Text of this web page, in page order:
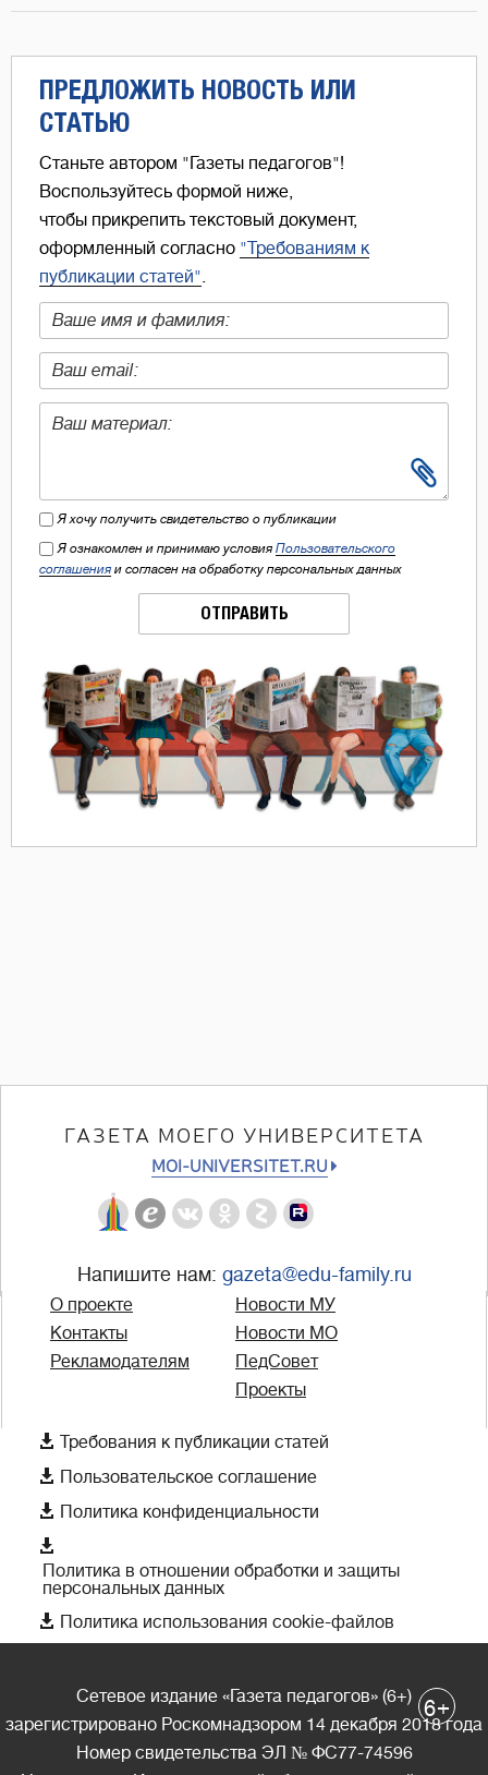
ПРЕДЛОЖИТЬ НОВОСТЬ ИЛИ
СТАТЬЮ
Станьте автором "Газеты педагогов"!
Воспользуйтесь формой ниже,
чтобы прикрепить текстовый документ,
оформленный согласно "Требованиям к
публикации статей"
Я хочу получить свидетельство о публикации
Я ознакомлен и принимаю условия Пользовательского
соглашения и согласен на обработку персональных данных
ОТПРАВИТЬ
ГАЗЕТА МОЕГО УНИВЕРСИТЕТА
MOI-UNIVERSITET.RU
Напишите нам: gazeta@edu-family.ru
О проекте
Контакты
Рекламодателям
Новости МУ
Новости МО
ПедСовет
Проекты
 Требования к публикации статей
 Пользовательское соглашение
 Политика конфиденциальности

Политика в отношении обработки и защиты
персональных данных
 Политика использования cookie-файлов
Сетевое издание «Газета педагогов» (6+)
зарегистрировано Роскомнадзором 14 декабря 2018 года
Номер свидетельства ЭЛ № ФС77-74596
6+